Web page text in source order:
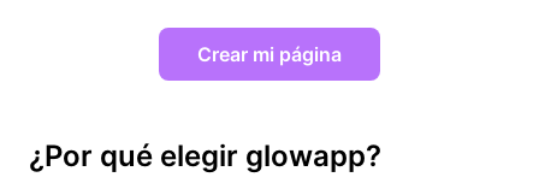
Crear mi página
¿Por qué elegir glowapp?